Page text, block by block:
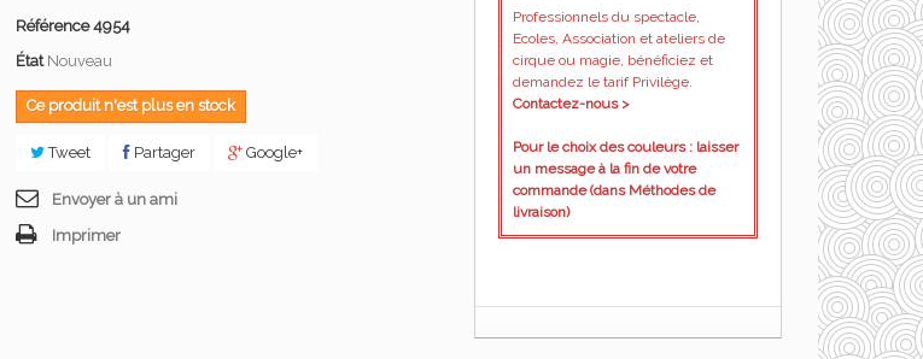
Référence 4954
État Nouveau
Ce produit n'est plus en stock
Tweet Partager Google+
Envoyer à un ami
Imprimer
Professionnels du spectacle,
Ecoles, Association et ateliers de
cirque ou magie, bénéficiez et
demandez le tarif Privilège.
Contactez-nous >
Pour le choix des couleurs : laisser
un message à la fin de votre
commande (dans Méthodes de
livraison)